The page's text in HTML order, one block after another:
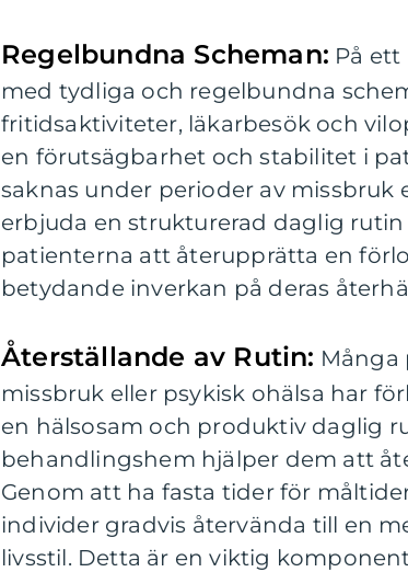
Regelbundna Scheman: På
med tydliga och regelbundna
fritidsaktiviteter, läkarbesök och
en förutsägbarhet och stabilitet i
saknas under perioder av missbruk
erbjuda en strukturerad daglig
patienterna att återupprätta en
betydande inverkan på deras
Återställande av Rutin: Många
missbruk eller psykisk ohälsa har
en hälsosam och produktiv daglig
behandlingshem hjälper dem att
Genom att ha fasta tider för
individer gradvis återvända till en
livsstil. Detta är en viktig